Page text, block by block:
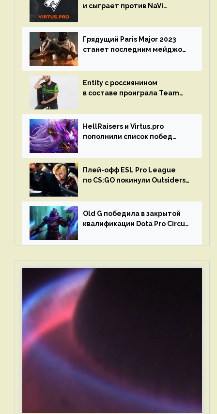
и сыграет против NaVi
Грядущий Paris Major 2023
станет последним мейджор-
Entity с россиянином
в составе проиграла Team
HellRaisers и Virtus.pro
пополнили список побед
Плей-офф ESL Pro League
по CS:GO покинули Outsiders
Old G победила в закрытой
квалификации Dota Pro Circuit